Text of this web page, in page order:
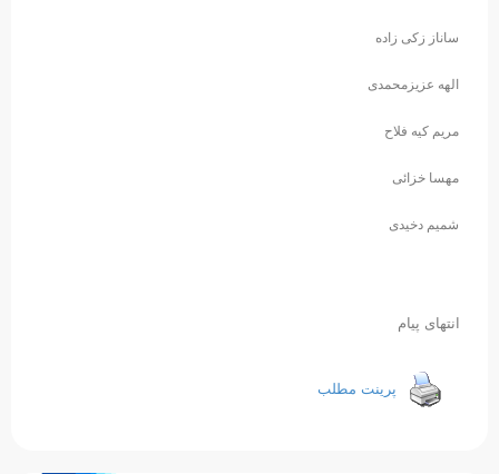
ساناز زکی زاده
الهه عزیزمحمدی
مریم کیه فلاح
مهسا خزائی
شمیم دخیدی
انتهای پیام
پرینت مطلب